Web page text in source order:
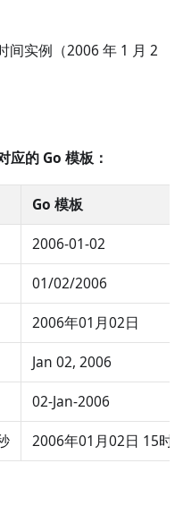
间实例（2006 年 1 月 2
应的 Go 模板：
Go 模板
2006-01-02
01/02/2006
2006年01月02日
Jan 02, 2006
02-Jan-2006
2006年01月02日 15时